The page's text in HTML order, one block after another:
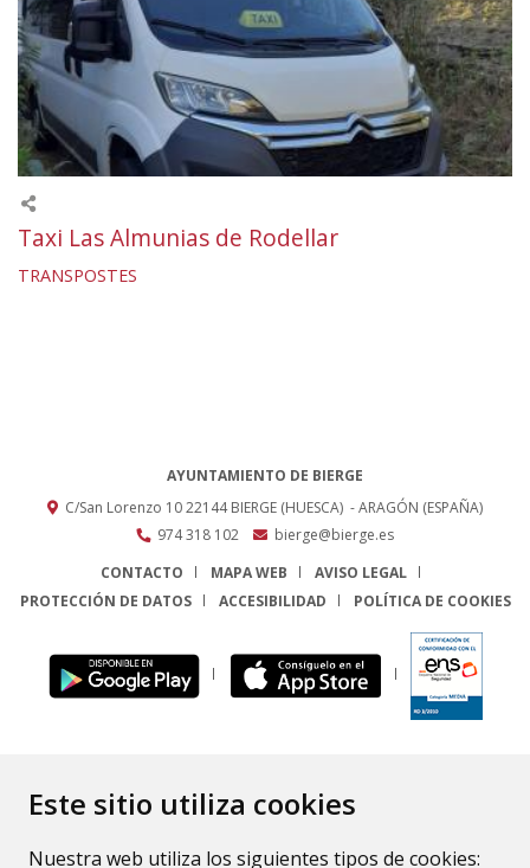
Este sitio utiliza cookies
Nuestra web utiliza los siguientes tipos de cookies:
Taxi Las Almunias de Rodellar
TRANSPOSTES
AYUNTAMIENTO DE BIERGE
C/San Lorenzo 1022144 BIERGE (HUESCA) - ARAGÓN (ESPAÑA)
974 318 102
bierge@bierge.es
CONTACTO
MAPA WEB
AVISO LEGAL
PROTECCIÓN DE DATOS
ACCESIBILIDAD POLÍTICA DE COOKIES